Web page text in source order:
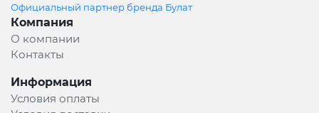
Официальный партнер бренда Булат
Компания
О компании
Контакты
Информация
Условия оплаты